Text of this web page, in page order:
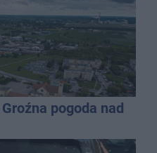
pogoda nad